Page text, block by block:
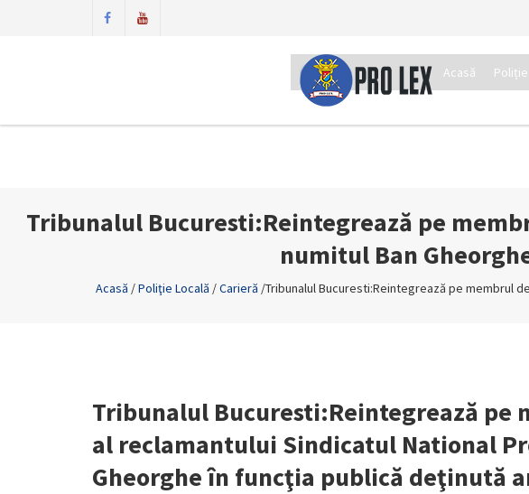
Acasă Poliție
Tribunalul Bucuresti:Reintegrează pe
numitul Ban
Acasă /Poliţie Locală /Carieră /Tribunalul Bucuresti:Reintegrează pe membrul
Tribunalul Bucuresti:Reintegrează pe
al reclamantului Sindicatul National
Gheorghe în funcţia publică deţinută